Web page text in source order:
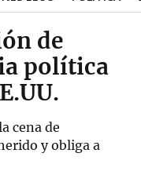
de
política
cena de
y obliga a